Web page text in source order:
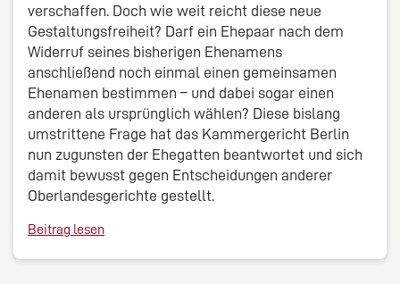
verschaffen. Doch wie weit reicht diese neue
Gestaltungsfreiheit? Darf ein Ehepaar nach dem
Widerruf seines bisherigen Ehenamens
anschließend noch einmal einen gemeinsamen
Ehenamen bestimmen – und dabei sogar einen
anderen als ursprünglich wählen? Diese bislang
umstrittene Frage hat das Kammergericht Berlin
nun zugunsten der Ehegatten beantwortet und sich
damit bewusst gegen Entscheidungen anderer
Oberlandesgerichte gestellt.
Beitrag lesen